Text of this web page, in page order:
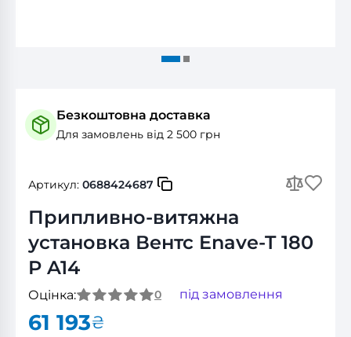
Безкоштовна доставка
Для замовлень від 2 500 грн
Артикул: 0688424687
Припливно-витяжна
установка Вентс Enave-T 180
P A14
Оцінка: 0 під замовлення
61 193₴